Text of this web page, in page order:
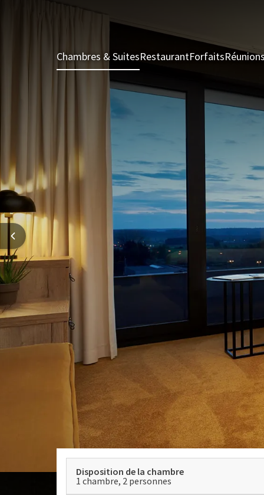
Chambres & SuitesRestaurantForfaits
Disposition de la chambre
1 chambre, 2 personnes